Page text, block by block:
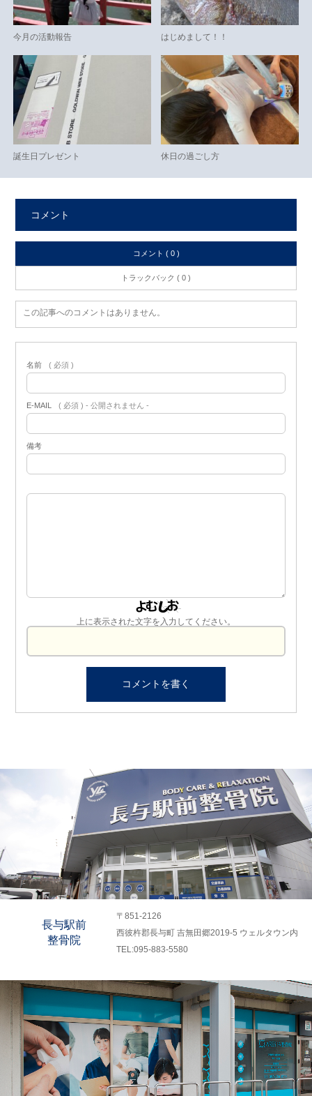
今月の活動報告 はじめまして！！
誕生日プレゼント 休日の過ごし方
コメント
コメント ( 0 )
トラックバック ( 0 )
この記事へのコメントはありません。
名前 ( 必須 )
E-MAIL ( 必須 ) - 公開されません -
備考
上に表示された文字を入力してください。
長与駅前
整骨院
〒851-2126
西彼杵郡長与町 吉無田郷2019-5 ウェルタウン内
TEL:095-883-5580